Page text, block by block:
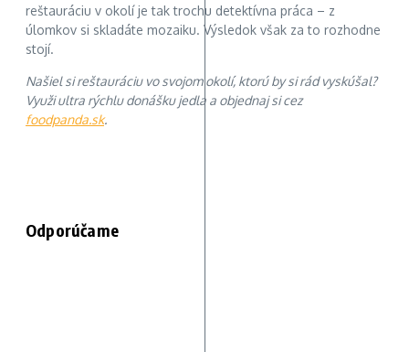
reštauráciu v okolí je tak trochu detektívna práca – z
úlomkov si skladáte mozaiku. Výsledok však za to rozhodne
stojí.
Našiel si reštauráciu vo svojom okolí, ktorú by si rád vyskúšal?
Využi ultra rýchlu donášku jedla a objednaj si cez
foodpanda.sk.
Odporúčame